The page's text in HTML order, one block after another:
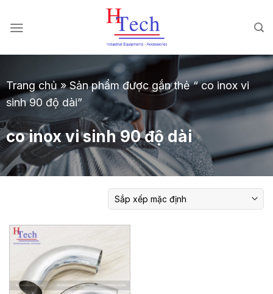
đến
dung
Trang chủ»Sản phẩm được gắn thẻ “ co inox vi
sinh 90 độ dài”
co inox vi sinh 90 độ dài